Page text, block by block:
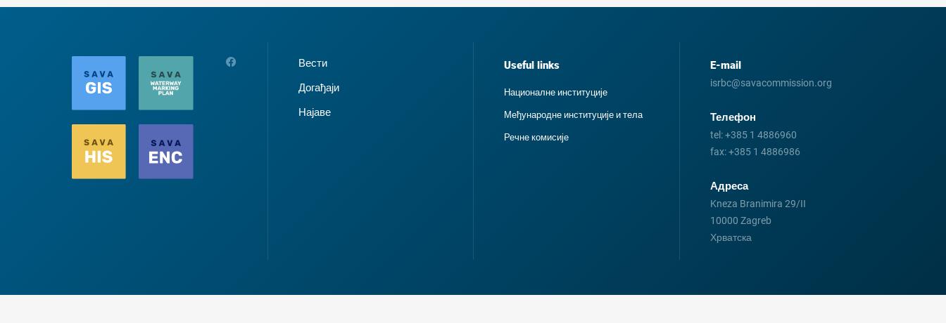
Вести
Догађаји
Најаве
Useful links
Националне институције
Међународне институције и тела
Речне комисије
E-mail
isrbc@savacommission.org
Телефон
tel:+385 1 4886960
fax:+385 1 4886986
Адреса
Kneza Branimira 29/II
10000 Zagreb
Хрватска